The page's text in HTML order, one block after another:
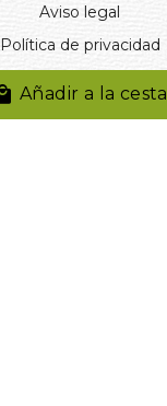
Añadir a la cesta
Aviso legal
Política de privacidad